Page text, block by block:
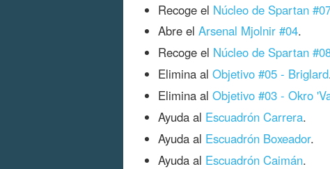
Recoge el Núcleo de Spartan
Abre el Arsenal Mjolnir #04.
Recoge el Núcleo de Spartan
Elimina al Objetivo #05 - Briglard
Elimina al Objetivo #03 - Okro
Ayuda al Escuadrón Carrera.
Ayuda al Escuadrón Boxeador.
Ayuda al Escuadrón Caimán.